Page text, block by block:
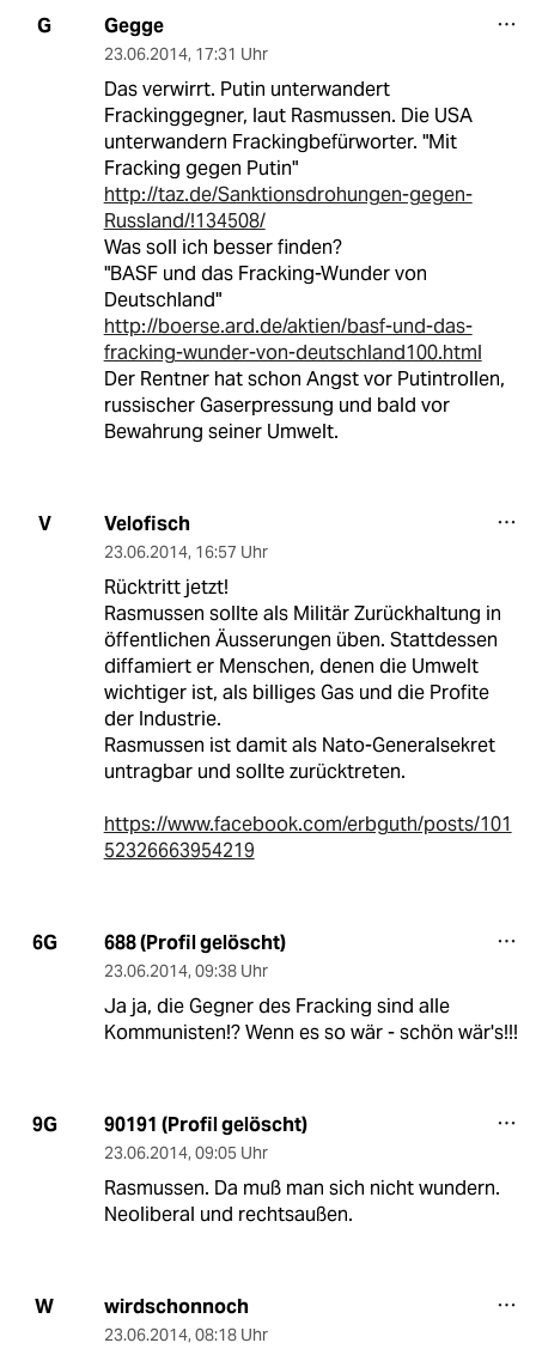
G Gegge
23.06.2014, 17:31 Uhr
Das verwirrt. Putin unterwandert
Frackinggegner, laut Rasmussen. Die USA
unterwandern Frackingbefürworter. "Mit
Fracking gegen Putin"
http://taz.de/Sanktionsdrohungen-gegen-
Russland/!134508/
Was soll ich besser finden?
"BASF und das Fracking-Wunder von
Deutschland"
http://boerse.ard.de/aktien/basf-und-das-
fracking-wunder-von-deutschland100.html
Der Rentner hat schon Angst vor Putintrollen,
russischer Gaserpressung und bald vor
Bewahrung seiner Umwelt.
V Velofisch
23.06.2014, 16:57 Uhr
Rücktritt jetzt!
Rasmussen sollte als Militär Zurückhaltung in
öffentlichen Äusserungen üben. Stattdessen
diffamiert er Menschen, denen die Umwelt
wichtiger ist, als billiges Gas und die Profite
der Industrie.
Rasmussen ist damit als Nato-Generalsekret
untragbar und sollte zurücktreten.
https://www.facebook.com/erbguth/posts/101
52326663954219
6G 688 (Profil gelöscht)
23.06.2014, 09:38 Uhr
Ja ja, die Gegner des Fracking sind alle
Kommunisten!? Wenn es so wär - schön wär's!!!
9G 90191 (Profil gelöscht)
23.06.2014, 09:05 Uhr
Rasmussen. Da muß man sich nicht wundern.
Neoliberal und rechtsaußen.
W wirdschonnoch
23.06.2014, 08:18 Uhr